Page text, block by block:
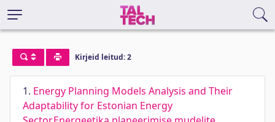
Kirjeid leitud: 2
1. Energy Planning Models Analysis and Their
Adaptability for Estonian Energy